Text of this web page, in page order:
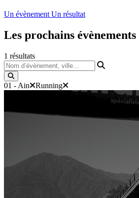
Un évènement Un résultat
Les prochains évènements
1 résultats
Nom d’évènement, ville…
01 - Ain Running